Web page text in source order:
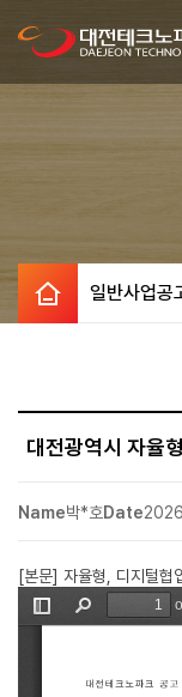
일반사업공
대전광역시 자율
Name박*호Date
[본문] 자율형, 디지털